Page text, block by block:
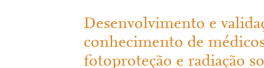
Desenvolvimento e
conhecimento de
fotoproteção e radiação